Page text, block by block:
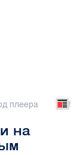
плеера
на